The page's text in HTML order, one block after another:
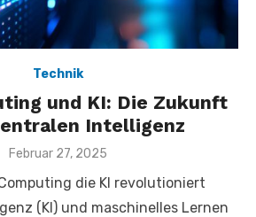
Technik
und KI: Die Zukunft
Intelligenz
Veröffentlicht
Februar 27, 2025
die KI revolutioniert
(KI) und maschinelles Lernen